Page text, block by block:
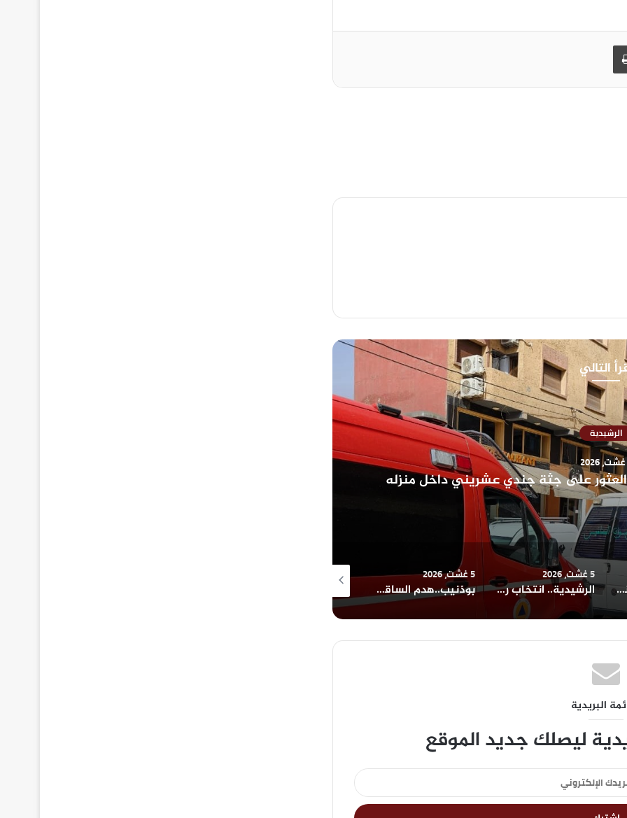
التالي
الرشيدية
تعزية في وفاة المناضل و الفاعل الجمعوي حسن السريري
5 غشت، 2026
الرشيدية.. انتخاب رشيد ربيعي منسقا محليا لحزب التجمع الوطني للأحرار بجماعة الرتب
5 غشت، 2026
بوذنيب..هدم الساقية التاريخية يثير تساؤلات حول حماية التراث المحلي ومصير هذا المعلم التاريخي
5 غشت، 2026
البريدية
ليصلك جديد الموقع